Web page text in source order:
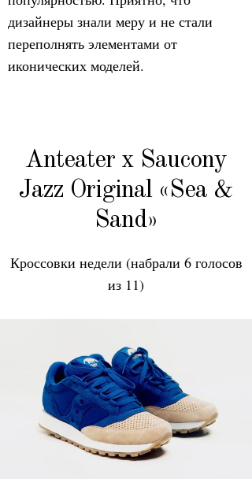
дизайнеры знали меру и не стали
переполнять элементами от
иконических моделей.
Anteater x Saucony
Jazz Original «Sea &
Sand»
Кроссовки недели (набрали 6 голосов
из 11)